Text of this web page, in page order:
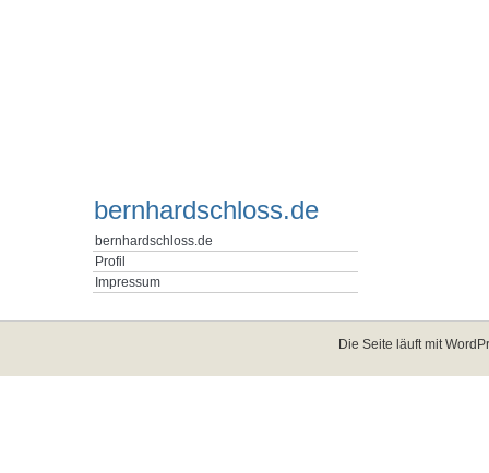
bernhardschloss.de
bernhardschloss.de
Profil
Impressum
Die Seite läuft mit